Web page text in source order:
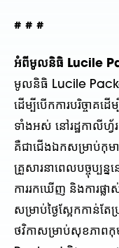
# # #
អំពីមូលនិធិ Lucile
មូលនិធិ Lucile
ដើម្បីបើកការបរិច្ចាគដ
ទាំងអស់ នៅរដ្ឋកាលីហ្
គឺជាជើងឯកសម្រាប់កុម
គ្រួសារនាពេលបច្ចុប្បន្
ការរកឃើញ និងការផ្ល
សម្រាប់ថ្ងៃស្អែកកាន់
ថវិកាសម្រាប់សុខភាពកុម